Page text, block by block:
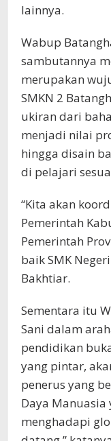
lainnya.
Wabup
sambutannya
merupakan
SMKN 2
ukiran dari
menjadi nilai
hingga disain
di pelajari
“Kita akan
Pemerintah
Pemerintah
baik SMK
Bakhtiar.
Sementara itu
Sani dalam
pendidikan
yang pintar,
penerus yang
Daya
menghadapi